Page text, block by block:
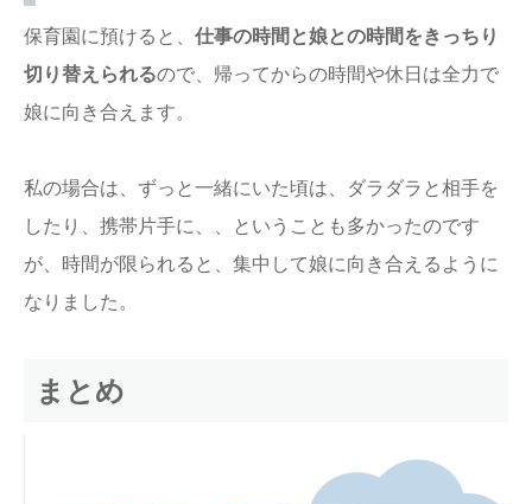
保育園に預けると、 仕事の時間と娘との時間をきっちり
切り替えられるので、帰ってからの時間や休日は全力で
娘に向き合えます。
私の場合は、ずっと一緒にいた頃は、ダラダラと相手を
したり、携帯片手に、、ということも多かったのです
が、時間が限られると、集中して娘に向き合えるように
なりました。
まとめ